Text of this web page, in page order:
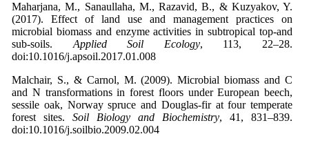
Maharjana, M., Sanaullaha, M., Razavid, B., & Kuzyakov, Y.
(2017). Effect of land use and management practices on
microbial biomass and enzyme activities in subtropical top-and
sub-soils. Applied Soil Ecology, 113, 22–28.
doi:10.1016/j.apsoil.2017.01.008
Malchair, S., & Carnol, M. (2009). Microbial biomass and C
and N transformations in forest floors under European beech,
sessile oak, Norway spruce and Douglas-fir at four temperate
forest sites. Soil Biology and Biochemistry, 41, 831–839.
doi:10.1016/j.soilbio.2009.02.004